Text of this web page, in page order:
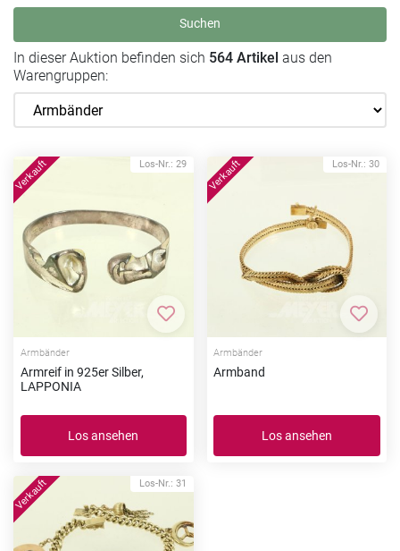
Suchen
In dieser Auktion befinden sich 564 Artikel aus den
Warengruppen:
Los-Nr.: 29
Zur Merkliste hinzufügen
Armbänder
Armreif in 925er Silber,
LAPPONIA
Los ansehen
Los-Nr.: 30
Zur
Armbänder
Armband
Los ansehen
Los-Nr.: 31